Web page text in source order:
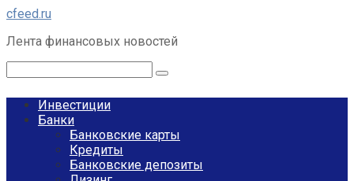
Перейти
контенту
cfeed.ru
Лента финансовых новостей
Инвестиции
Банки
Банковские карты
Кредиты
Банковские депозиты